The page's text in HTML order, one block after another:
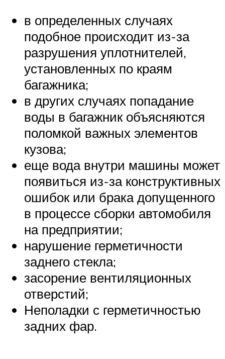
в определенных случаях
подобное происходит из-за
разрушения уплотнителей,
установленных по краям
багажника;
в других случаях попадание
воды в багажник объясняются
поломкой важных элементов
кузова;
еще вода внутри машины может
появиться из-за конструктивных
ошибок или брака допущенного
в процессе сборки автомобиля
на предприятии;
нарушение герметичности
заднего стекла;
засорение вентиляционных
отверстий;
Неполадки с герметичностью
задних фар.